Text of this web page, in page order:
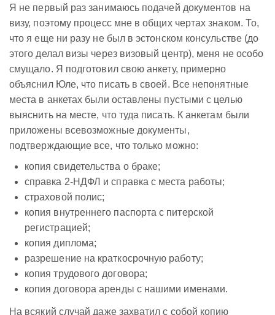
Я не первый раз занимаюсь подачей документов на
визу, поэтому процесс мне в общих чертах знаком. То,
что я еще ни разу не был в эстонском консульстве (до
этого делал визы через визовый центр), меня не особо
смущало. Я подготовил свою анкету, примерно
объяснил Юле, что писать в своей. Все непонятные
места в анкетах были оставлены пустыми с целью
выяснить на месте, что туда писать. К анкетам были
приложены всевозможные документы,
подтверждающие все, что только можно:
копия свидетельства о браке;
справка 2-НДФЛ и справка с места работы;
страховой полис;
копия внутреннего паспорта с питерской
регистрацией;
копия диплома;
разрешение на краткосрочную работу;
копия трудового договора;
копия договора аренды с нашими именами.
На всякий случай даже захватил с собой копию